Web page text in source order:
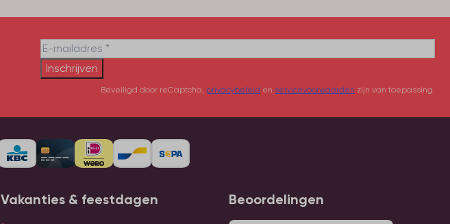
Inschrijven
Beveiligd door reCaptcha, privacybeleid en servicevoorwaarden zijn van toepassing.
Vakanties & feestdagen Beoordelingen